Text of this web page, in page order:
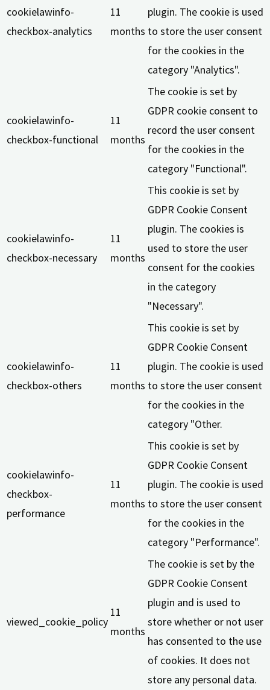
cookielawinfo-
checkbox-analytics
11
months
plugin. The cookie is used
to store the user consent
for the cookies in the
category "Analytics".
cookielawinfo-
checkbox-functional
11
months
The cookie is set by
GDPR cookie consent to
record the user consent
for the cookies in the
category "Functional".
cookielawinfo-
checkbox-necessary
11
months
This cookie is set by
GDPR Cookie Consent
plugin. The cookies is
used to store the user
consent for the cookies
in the category
"Necessary".
cookielawinfo-
checkbox-others
11
months
This cookie is set by
GDPR Cookie Consent
plugin. The cookie is used
to store the user consent
for the cookies in the
category "Other.
cookielawinfo-
checkbox-
performance
11
months
This cookie is set by
GDPR Cookie Consent
plugin. The cookie is used
to store the user consent
for the cookies in the
category "Performance".
viewed_cookie_policy
11
months
The cookie is set by the
GDPR Cookie Consent
plugin and is used to
store whether or not user
has consented to the use
of cookies. It does not
store any personal data.